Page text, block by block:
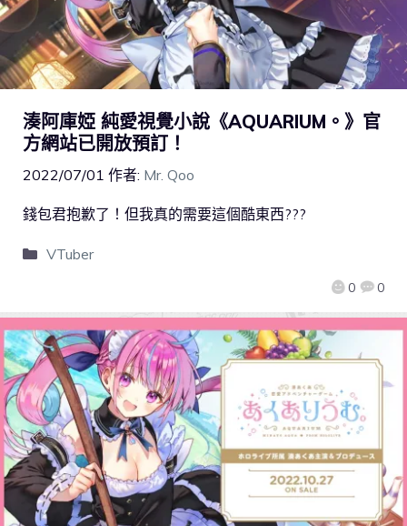
湊阿庫婭 純愛視覺小說《AQUARIUM。》官
方網站已開放預訂！
2022/07/01 作者: Mr. Qoo
0 0
錢包君抱歉了！但我真的需要這個酷東西???
VTuber